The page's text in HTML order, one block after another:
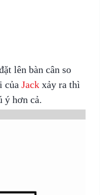
lên bàn cân so
của Jackxảy ra thì
ý hơn cả.